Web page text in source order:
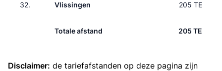
32. Vlissingen 205 TE
Totale afstand 205 TE
Disclaimer: de tariefafstanden op deze pagina zijn